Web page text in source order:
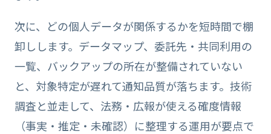
次に、どの個人データが関係するかを短時間で棚
卸しします。データマップ、委託先・共同利用の
一覧、バックアップの所在が整備されていない
と、対象特定が遅れて通知品質が落ちます。技術
調査と並走して、法務・広報が使える確度情報
（事実・推定・未確認）に整理する運用が要点で